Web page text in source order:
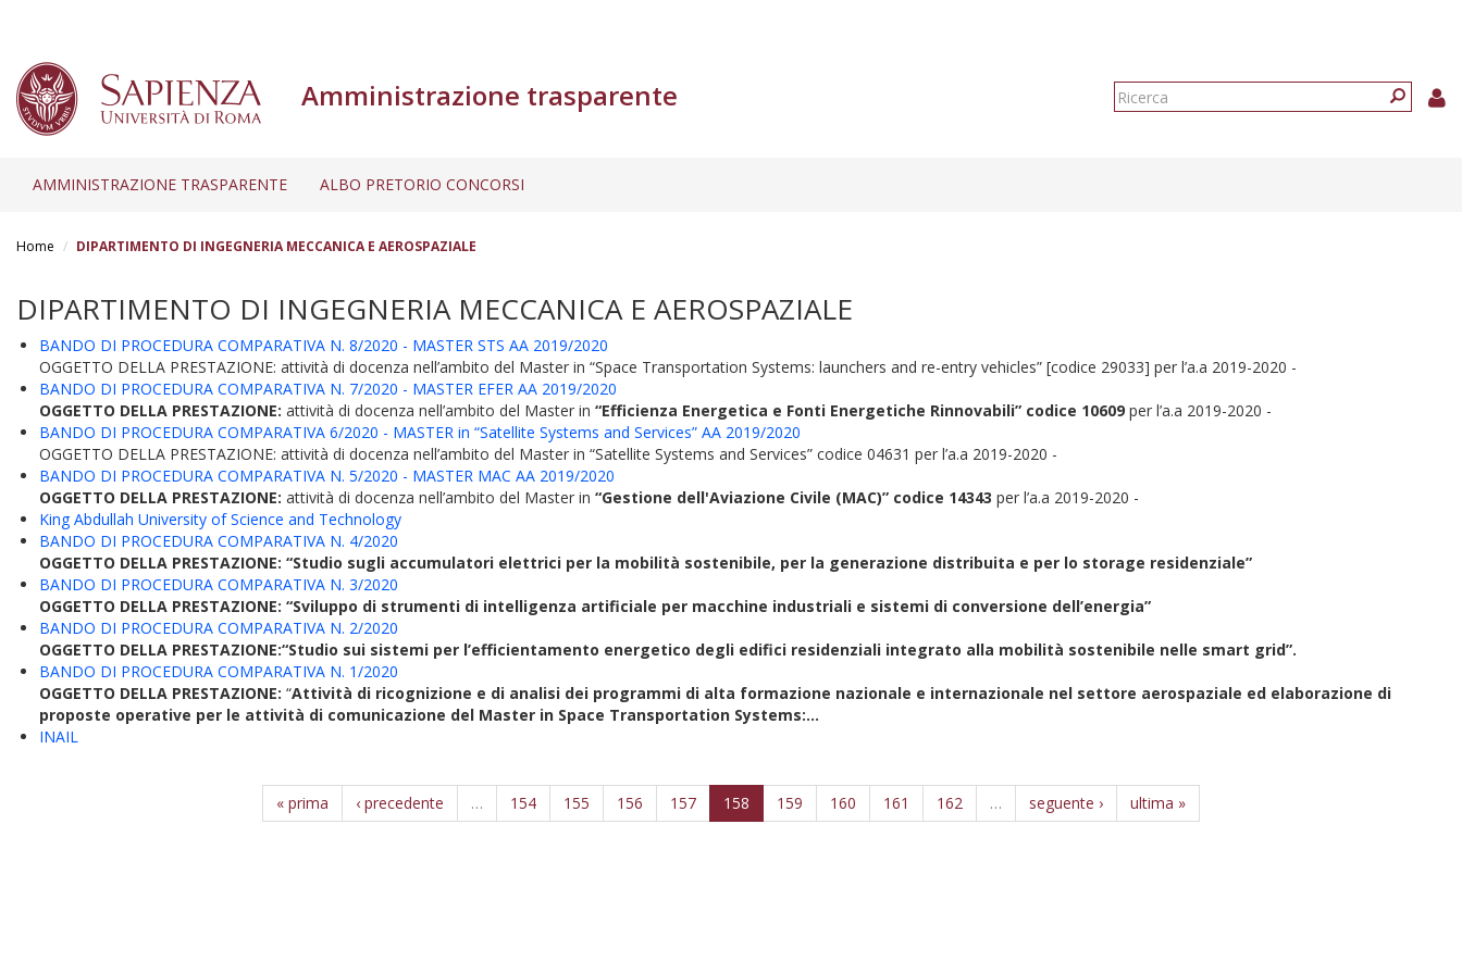
Amministrazione trasparente
Form
AMMINISTRAZIONE TRASPARENTE ALBO PRETORIO CONCORSI
Home DIPARTIMENTO DI INGEGNERIA MECCANICA E AEROSPAZIALE
DIPARTIMENTO DI INGEGNERIA MECCANICA E AEROSPAZIALE
BANDO DI PROCEDURA COMPARATIVA N. 8/2020 - MASTER STS AA 2019/2020
OGGETTO DELLA PRESTAZIONE: attività di docenza nell’ambito del Master in “Space Transportation Systems: launchers and re-entry vehicles” [codice 29033] per l’a.a 2019-2020 -
BANDO DI PROCEDURA COMPARATIVA N. 7/2020 - MASTER EFER AA 2019/2020
OGGETTO DELLA PRESTAZIONE: attività di docenza nell’ambito del Master in “Efficienza Energetica e Fonti Energetiche Rinnovabili” codice 10609 per l’a.a 2019-2020 -
BANDO DI PROCEDURA COMPARATIVA 6/2020 - MASTER in “Satellite Systems and Services” AA 2019/2020
OGGETTO DELLA PRESTAZIONE: attività di docenza nell’ambito del Master in “Satellite Systems and Services” codice 04631 per l’a.a 2019-2020 -
BANDO DI PROCEDURA COMPARATIVA N. 5/2020 - MASTER MAC AA 2019/2020
OGGETTO DELLA PRESTAZIONE: attività di docenza nell’ambito del Master in “Gestione dell'Aviazione Civile (MAC)” codice 14343 per l’a.a 2019-2020 -
King Abdullah University of Science and Technology
BANDO DI PROCEDURA COMPARATIVA N. 4/2020
OGGETTO DELLA PRESTAZIONE: “Studio sugli accumulatori elettrici per la mobilità sostenibile, per la generazione distribuita e per lo storage residenziale”
BANDO DI PROCEDURA COMPARATIVA N. 3/2020
OGGETTO DELLA PRESTAZIONE: “Sviluppo di strumenti di intelligenza artificiale per macchine industriali e sistemi di conversione dell’energia”
BANDO DI PROCEDURA COMPARATIVA N. 2/2020
OGGETTO DELLA PRESTAZIONE:“Studio sui sistemi per l’efficientamento energetico degli edifici residenziali integrato alla mobilità sostenibile nelle smart grid”.
BANDO DI PROCEDURA COMPARATIVA N. 1/2020
OGGETTO DELLA PRESTAZIONE: “Attività di ricognizione e di analisi dei programmi di alta formazione nazionale e internazionale nel settore aerospaziale ed elaborazione di
proposte operative per le attività di comunicazione del Master in Space Transportation Systems:...
INAIL
« prima ‹ precedente … 154 155 156 157 158 159 160 161 162 … seguente › ultima »